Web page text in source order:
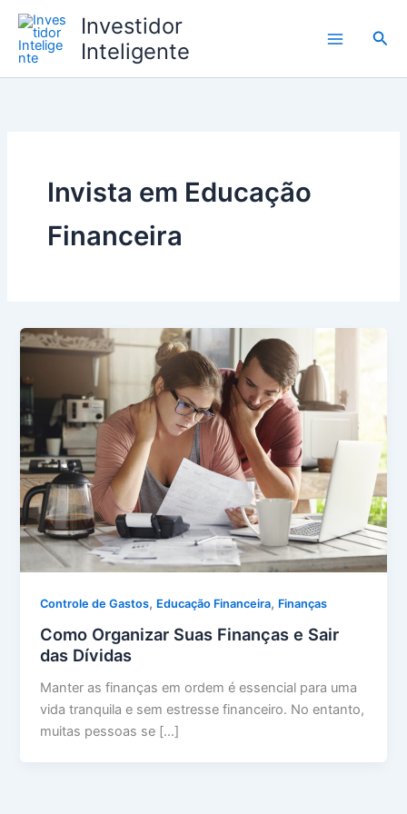
para
conteúdo
Investidor
Inteligente
Invista em Educação
Financeira
Controle de Gastos, Educação Financeira, Finanças
Como Organizar Suas Finanças e Sair
das Dívidas
Manter as finanças em ordem é essencial para uma
vida tranquila e sem estresse financeiro. No entanto,
muitas pessoas se […]